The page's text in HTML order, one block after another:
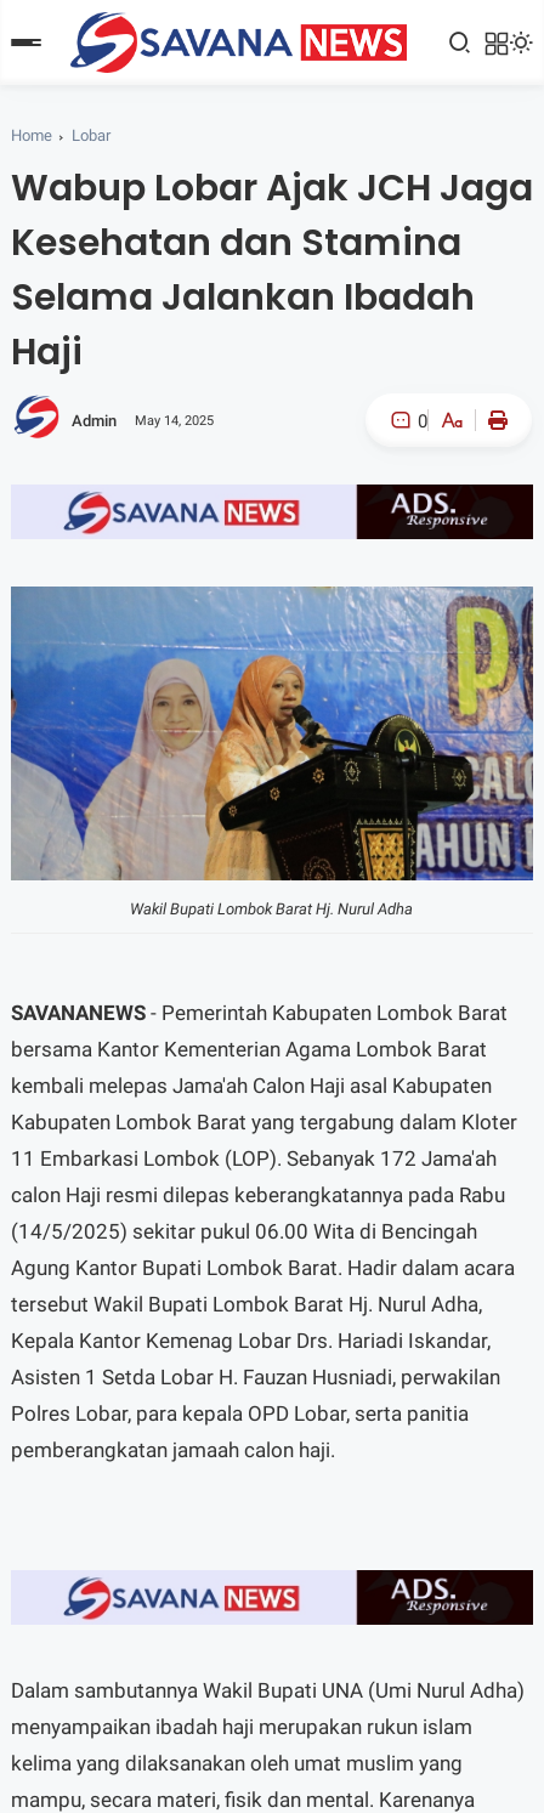
Home Lobar
Wabup Lobar Ajak JCH Jaga
Kesehatan dan Stamina
Selama Jalankan Ibadah
Haji
Admin May 14, 2025 0
A- A+
Wakil Bupati Lombok Barat Hj. Nurul Adha
SAVANANEWS- Pemerintah Kabupaten Lombok Barat
bersama Kantor Kementerian Agama Lombok Barat
kembali melepas Jama'ah Calon Haji asal Kabupaten
Kabupaten Lombok Barat yang tergabung dalam Kloter
11 Embarkasi Lombok (LOP). Sebanyak 172 Jama'ah
calon Haji resmi dilepas keberangkatannya pada Rabu
(14/5/2025) sekitar pukul 06.00 Wita di Bencingah
Agung Kantor Bupati Lombok Barat. Hadir dalam acara
tersebut Wakil Bupati Lombok Barat Hj. Nurul Adha,
Kepala Kantor Kemenag Lobar Drs. Hariadi Iskandar,
Asisten 1 Setda Lobar H. Fauzan Husniadi, perwakilan
Polres Lobar, para kepala OPD Lobar, serta panitia
pemberangkatan jamaah calon haji.
Dalam sambutannya Wakil Bupati UNA (Umi Nurul Adha)
menyampaikan ibadah haji merupakan rukun islam
kelima yang dilaksanakan oleh umat muslim yang
mampu, secara materi, fisik dan mental. Karenanya